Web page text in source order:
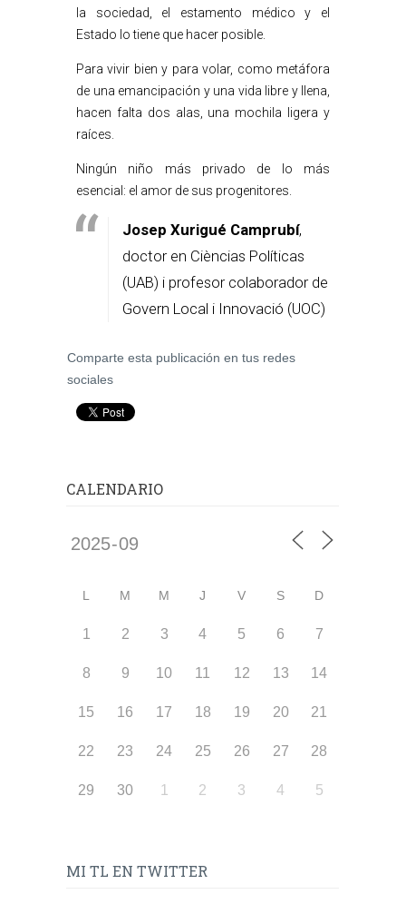
la sociedad, el estamento médico y el
Estado lo tiene que hacer posible.
Para vivir bien y para volar, como metáfora
de una emancipación y una vida libre y llena,
hacen falta dos alas, una mochila ligera y
raíces.
Ningún niño más privado de lo más
esencial: el amor de sus progenitores.
Josep Xurigué Camprubí,
doctor en Cièncias Políticas
(UAB) i profesor colaborador de
Govern Local i Innovació (UOC)
Comparte esta publicación en tus redes
sociales
CALENDARIO
L M M J V S D
1 2 3 4 5 6 7
8 9 10 11 12 13 14
15 16 17 18 19 20 21
22 23 24 25 26 27 28
29 30 1 2 3 4 5
MI TL EN TWITTER